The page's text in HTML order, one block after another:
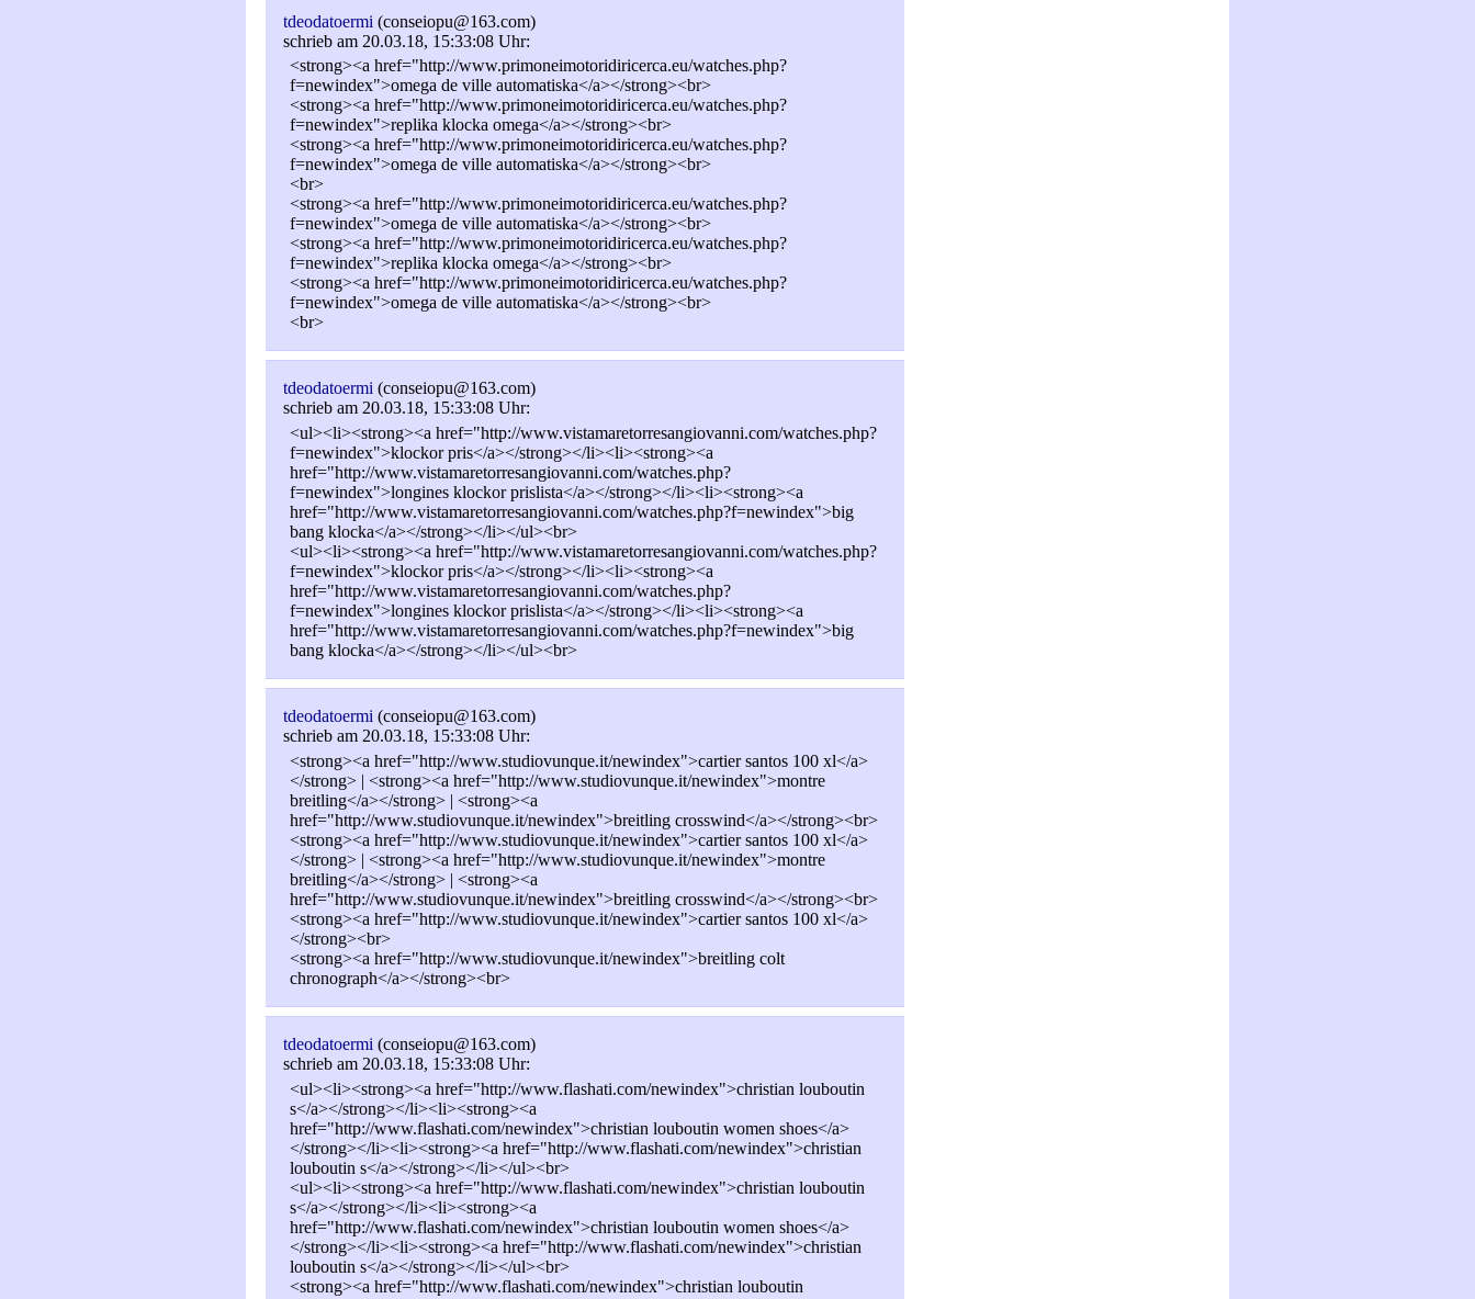
tdeodatoermi (conseiopu@163.com)
schrieb am 20.03.18, 15:33:08 Uhr:
<strong><a href="http://www.primoneimotoridiricerca.eu/watches.php?
f=newindex">omega de ville automatiska</a></strong><br>
<strong><a href="http://www.primoneimotoridiricerca.eu/watches.php?
f=newindex">replika klocka omega</a></strong><br>
<strong><a href="http://www.primoneimotoridiricerca.eu/watches.php?
f=newindex">omega de ville automatiska</a></strong><br>
<br>
<strong><a href="http://www.primoneimotoridiricerca.eu/watches.php?
f=newindex">omega de ville automatiska</a></strong><br>
<strong><a href="http://www.primoneimotoridiricerca.eu/watches.php?
f=newindex">replika klocka omega</a></strong><br>
<strong><a href="http://www.primoneimotoridiricerca.eu/watches.php?
f=newindex">omega de ville automatiska</a></strong><br>
<br>
tdeodatoermi(conseiopu@163.com)
schrieb am 20.03.18, 15:33:08 Uhr:
<ul><li><strong><a href="http://www.vistamaretorresangiovanni.com/watches.php?
f=newindex">klockor pris</a></strong></li><li><strong><a
href="http://www.vistamaretorresangiovanni.com/watches.php?
f=newindex">longines klockor prislista</a></strong></li><li><strong><a
href="http://www.vistamaretorresangiovanni.com/watches.php?f=newindex">big
bang klocka</a></strong></li></ul><br>
<ul><li><strong><a href="http://www.vistamaretorresangiovanni.com/watches.php?
f=newindex">klockor pris</a></strong></li><li><strong><a
href="http://www.vistamaretorresangiovanni.com/watches.php?
f=newindex">longines klockor prislista</a></strong></li><li><strong><a
href="http://www.vistamaretorresangiovanni.com/watches.php?f=newindex">big
bang klocka</a></strong></li></ul><br>
tdeodatoermi (conseiopu@163.com)
schrieb am 20.03.18, 15:33:08 Uhr:
<strong><a href="http://www.studiovunque.it/newindex">cartier santos 100 xl</a>
</strong> | <strong><a href="http://www.studiovunque.it/newindex">montre
breitling</a></strong> | <strong><a
href="http://www.studiovunque.it/newindex">breitling crosswind</a></strong><br>
<strong><a href="http://www.studiovunque.it/newindex">cartier santos 100 xl</a>
</strong> | <strong><a href="http://www.studiovunque.it/newindex">montre
breitling</a></strong> | <strong><a
href="http://www.studiovunque.it/newindex">breitling crosswind</a></strong><br>
<strong><a href="http://www.studiovunque.it/newindex">cartier santos 100 xl</a>
</strong><br>
<strong><a href="http://www.studiovunque.it/newindex">breitling colt
chronograph</a></strong><br>
tdeodatoermi (conseiopu@163.com)
schrieb am 20.03.18, 15:33:08 Uhr:
<ul><li><strong><a href="http://www.flashati.com/newindex">christian louboutin
s</a></strong></li><li><strong><a
href="http://www.flashati.com/newindex">christian louboutin women shoes</a>
</strong></li><li><strong><a href="http://www.flashati.com/newindex">christian
louboutin s</a></strong></li></ul><br>
<ul><li><strong><a href="http://www.flashati.com/newindex">christian louboutin
s</a></strong></li><li><strong><a
href="http://www.flashati.com/newindex">christian louboutin women shoes</a>
</strong></li><li><strong><a href="http://www.flashati.com/newindex">christian
louboutin s</a></strong></li></ul><br>
<strong><a href="http://www.flashati.com/newindex">christian louboutin